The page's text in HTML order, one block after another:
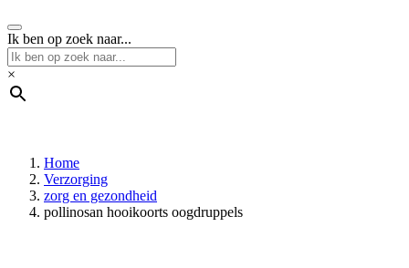
Ik ben op zoek naar...
×
Home
Verzorging
zorg en gezondheid
pollinosan hooikoorts oogdruppels